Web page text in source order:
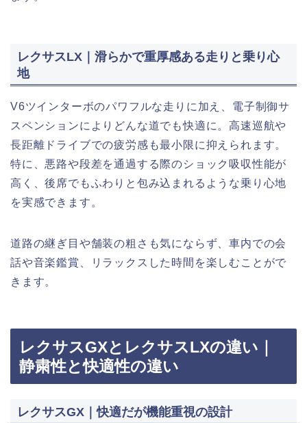
レクサスLX｜滑らかで重厚感ある走りと乗り心
地
V6ツインターボのパワフルな走りに加え、電子制御サ
スペンションによりどんな道でも快適に。高速巡航や
長距離ドライブでの疲労感も最小限に抑えられます。
特に、悪路や段差を通過する際のショック吸収性能が
高く、後席でもふわりと包み込まれるような乗り心地
を実感できます。
道路の継ぎ目や舗装の粗さも気にならず、車内での会
話や音楽鑑賞、リラックスした時間を楽しむことがで
きます。
レクサスGXとレクサスLXの違い｜
静粛性と快適性の違い
レクサスGX｜快適だが機能重視の設計